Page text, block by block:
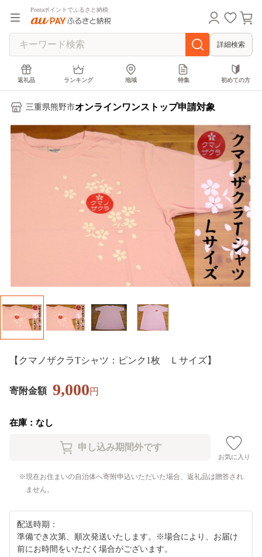
Pontaポイントでふるさと納税
詳細検索
返礼品 ランキング 地域 特集 初めての方
三重県熊野市オンラインワンストップ申請対象
【クマノザクラTシャツ：ピンク1枚 Ｌサイズ】
寄附金額 9,000円
在庫：なし
お気に入り
現在お住まいの自治体へ寄附申込いただいた場合、返礼品は贈答され
ません。
配送時期：
準備でき次第、順次発送いたします。※場合により、お届け
前にお時間をいただく場合がございます。